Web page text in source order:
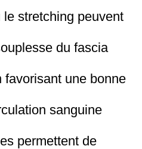
stretching peuvent
du fascia
favorisant une bonne
sanguine
permettent de